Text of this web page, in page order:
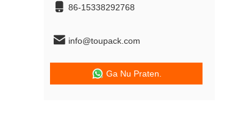
86-15338292768
info@toupack.com
Ga Nu Praten.